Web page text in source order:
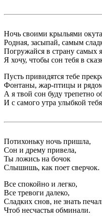
Ночь своими крыльями
Родная, засыпай, самым
Погружайся в страну самых
Я хочу, чтобы сон тебя в
Пусть привидятся тебе
Фонтаны, жар-птицы и
А я твой сон буду трепетно
И с самого утра улыбкой
Потихоньку ночь пришла,
Сон и дрему привела,
Ты ложись на бочок
Слышишь, как поет сверчок.
Все спокойно и легко,
Все тревоги далеко,
Сладких снов, не знать
Чтоб несчастья обминали.